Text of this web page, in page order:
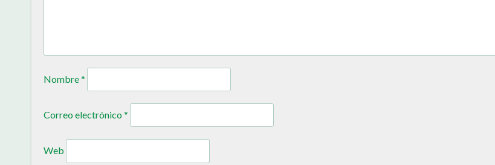
Nombre*
Correo electrónico*
Web